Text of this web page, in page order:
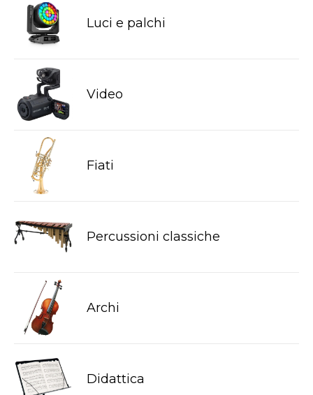
Luci e palchi
Video
Fiati
Percussioni classiche
Archi
Didattica